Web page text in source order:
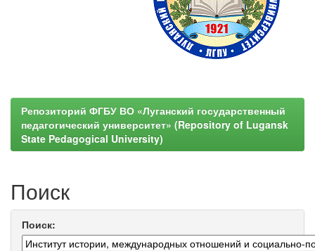
Репозиторий ФГБУ ВО «Луганский государственный
педагогический университет» (Repository of Lugansk
State Pedagogical University)
Поиск
Поиск: